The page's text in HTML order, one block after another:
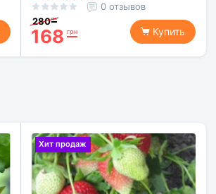
0 отзывов
280 грн
168 грн Купить
Хит продаж